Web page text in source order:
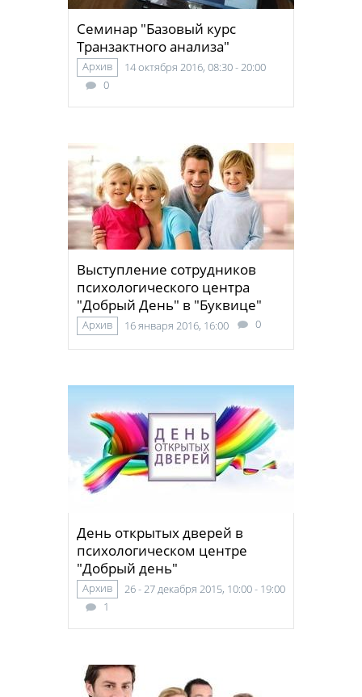
Семинар "Базовый курс
Транзактного анализа"
Архив
14 октября 2016, 08:30 - 20:00
0
Выступление сотрудников
психологического центра
"Добрый День" в "Буквице"
Архив 16 января 2016, 16:00 0
День открытых дверей в
психологическом центре
"Добрый день"
Архив
26 - 27 декабря 2015, 10:00 - 19:00
1